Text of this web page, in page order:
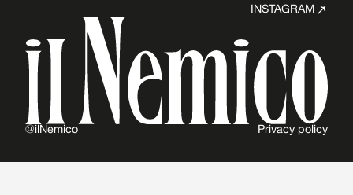
INSTAGRAM
@ilNemico Privacy policy